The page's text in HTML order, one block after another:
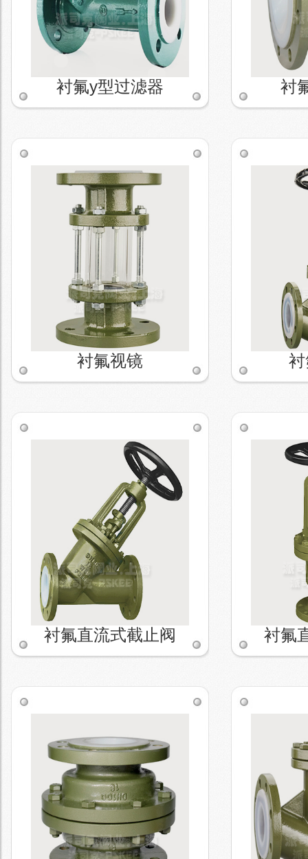
衬氟y型过滤器 衬
衬氟视镜
衬氟直流式截止阀 衬氟